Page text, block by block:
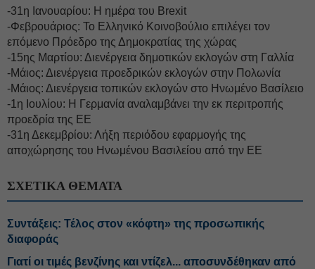
-31η Ιανουαρίου: Η ημέρα του Brexit
-Φεβρουάριος: Το Ελληνικό Κοινοβούλιο επιλέγει τον
επόμενο Πρόεδρο της Δημοκρατίας της χώρας
-15ης Μαρτίου: Διενέργεια δημοτικών εκλογών στη Γαλλία
-Μάιος: Διενέργεια προεδρικών εκλογών στην Πολωνία
-Μάιος: Διενέργεια τοπικών εκλογών στο Ηνωμένο Βασίλειο
-1η Ιουλίου: Η Γερμανία αναλαμβάνει την εκ περιτροπής
προεδρία της ΕΕ
-31η Δεκεμβρίου: Λήξη περιόδου εφαρμογής της
αποχώρησης του Ηνωμένου Βασιλείου από την ΕΕ
ΣΧΕΤΙΚΑ ΘΕΜΑΤΑ
Συντάξεις: Τέλος στον «κόφτη» της προσωπικής
διαφοράς
Γιατί οι τιμές βενζίνης και ντίζελ... αποσυνδέθηκαν από